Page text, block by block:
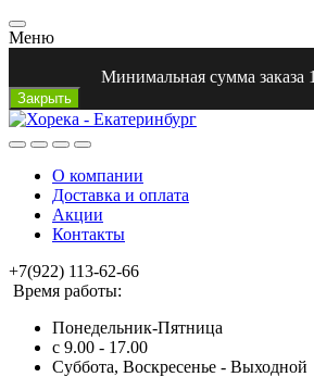
Меню
Минимальная сумма заказа
Закрыть
О компании
Доставка и оплата
Акции
Контакты
+7(922) 113-62-66
Время работы:
Понедельник-Пятница
с 9.00 - 17.00
Суббота, Воскресенье - Выходной